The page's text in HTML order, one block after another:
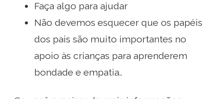
Faça algo para ajudar
Não devemos esquecer que os papéis
dos pais são muito importantes no
apoio às crianças para aprenderem
bondade e empatia..